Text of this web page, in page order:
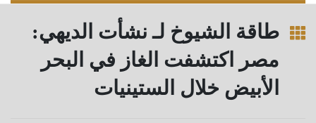
طاقة الشيوخ لـ نشأت الديهي:
مصر اكتشفت الغاز في البحر
الأبيض خلال الستينيات